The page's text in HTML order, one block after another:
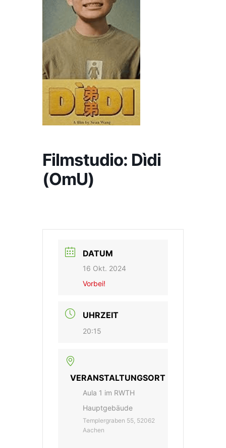
Filmstudio: Dìdi
(OmU)
DATUM
16 Okt. 2024
Vorbei!
UHRZEIT
20:15
VERANSTALTUNGSORT
Aula 1 im RWTH
Hauptgebäude
Templergraben 55, 52062
Aachen